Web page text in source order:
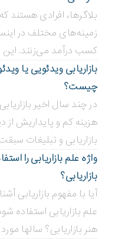
بلاگر‌ها، افرادی هستند
زمینه‌های مختلف در
کسب درآمد می‌زنند. این
بازاریابی ویدئویی ‌یا
چیست؟
در چند سال اخیر
هزینه کم و پایداریش
بازاریابی و تبلیغات
واژه علم بازاریابی را
بازاریابی؟
آیا با مفهوم بازاریابی
علم بازاریابی استفاده
هنر بازاریابی؟ سالها